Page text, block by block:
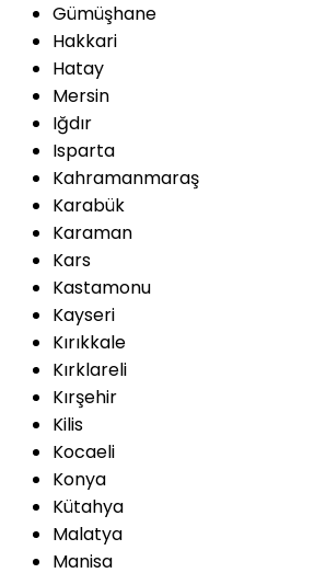
Gümüşhane
Hakkari
Hatay
Mersin
Iğdır
Isparta
Kahramanmaraş
Karabük
Karaman
Kars
Kastamonu
Kayseri
Kırıkkale
Kırklareli
Kırşehir
Kilis
Kocaeli
Konya
Kütahya
Malatya
Manisa